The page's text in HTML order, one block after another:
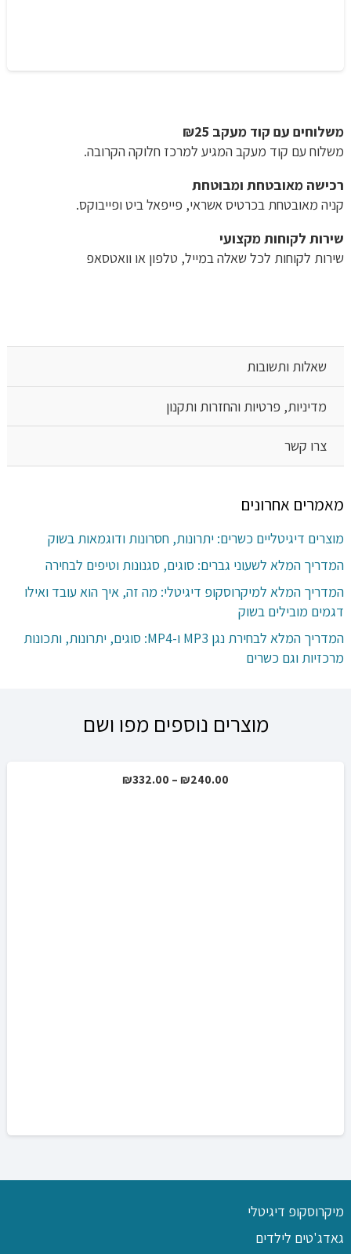
משלוחים עם קוד מעקב ₪25
משלוח​ עם קוד מעקב המגיע למרכז חלוקה הקרובה.
רכישה​ ​מאובטחת ומבוטחת
קניה מאובטחת בכרטיס אשראי, פייפאל ביט ופייבוקס.
שירות לקוחות מקצועי
שירות לקוחות לכל שאלה במייל, טלפון או וואטסאפ
שאלות ותשובות
מדיניות, פרטיות והחזרות ותקנון
צרו קשר
מאמרים אחרונים
מוצרים דיגיטליים כשרים: יתרונות, חסרונות ודוגמאות בשוק
המדריך המלא לשעוני גברים: סוגים, סגנונות וטיפים לבחירה
המדריך המלא למיקרוסקופ דיגיטלי: מה זה, איך הוא עובד ואילו
דגמים מובילים בשוק
המדריך המלא לבחירת נגן MP3 ו-MP4: סוגים, יתרונות, ותכונות
מרכזיות וגם כשרים
מוצרים נוספים מפו ושם
₪240.00
–
₪332.00
מיקרוסקופ דיגיטלי
גאדג'טים לילדים